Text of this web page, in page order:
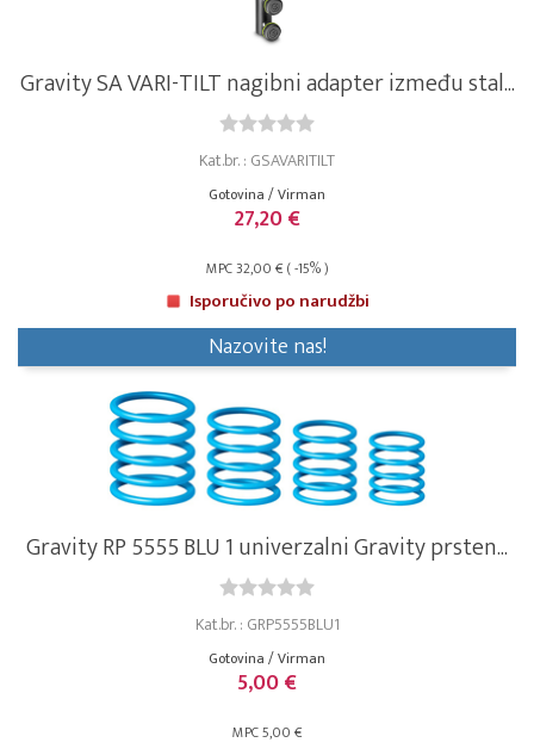
Gravity SA VARI-TILT nagibni adapter između stal...
Kat.br. : GSAVARITILT
Gotovina / Virman
27,20 €
MPC 32,00 € ( -15% )
Isporučivo po narudžbi
Nazovite nas!
Gravity RP 5555 BLU 1 univerzalni Gravity prsten...
Kat.br. : GRP5555BLU1
Gotovina / Virman
5,00 €
MPC 5,00 €